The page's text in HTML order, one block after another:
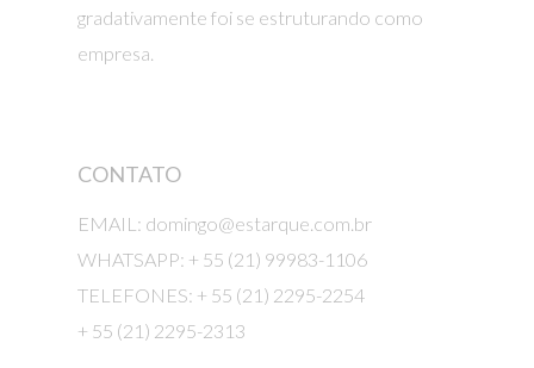
gradativamente foi se estruturando como
empresa.
CONTATO
EMAIL: domingo@estarque.com.br
WHATSAPP: + 55 (21) 99983-1106
TELEFONES: + 55 (21) 2295-2254
+ 55 (21) 2295-2313